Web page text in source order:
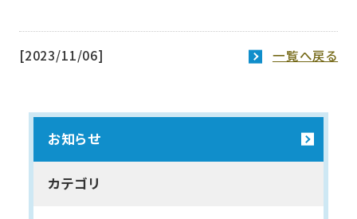
[2023/11/06] 一覧へ戻る
お知らせ
カテゴリ